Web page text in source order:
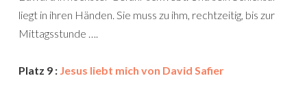
liegt in ihren Händen. Sie muss zu ihm, rechtzeitig, bis zur
Mittagsstunde ….
Platz 9 : Jesus liebt mich von David Safier